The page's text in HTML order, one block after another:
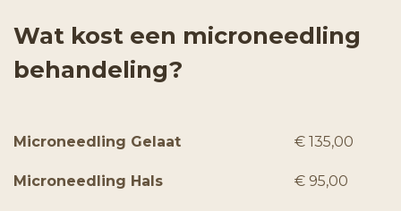
Wat kost een microneedling
behandeling?
Microneedling Gelaat € 135,00
Microneedling Hals € 95,00